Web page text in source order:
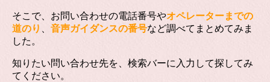
そこで、お問い合わせの電話番号やオペレーターまでの
道のり
音声ガイダンスの番号など調べてまとめてみま
した。
知りたい問い合わせ先を、検索バーに入力して探してみ
てください。